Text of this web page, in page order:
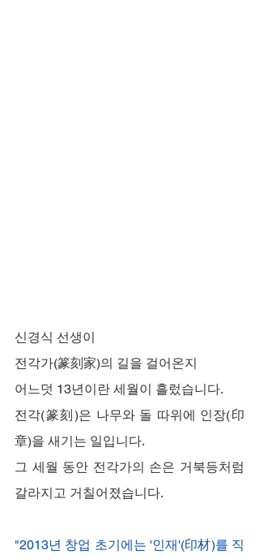
신경식 선생이
전각가(篆刻家)의 길을 걸어온지
어느덧 13년이란 세월이 흘렀습니다.
전각(篆刻)은 나무와 돌 따위에 인장(印
章)을 새기는 일입니다.
그 세월 동안 전각가의 손은 거북등처럼
갈라지고 거칠어졌습니다.
"2013년 창업 초기에는 '인재'(印材)를 직